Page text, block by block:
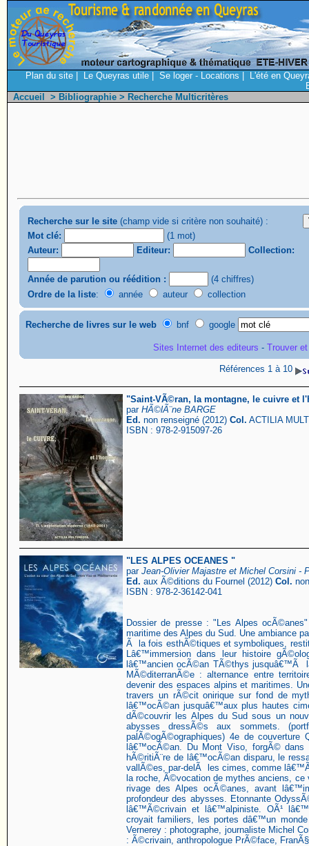
Plan du site Le Queyras utile Se loger - Locations
L'été en
Accueil
> Bibliographie > Recherche Multicritères
Recherche sur le site (champ vide si critère non souhaité) :
Mot clé:
(1 mot)
Auteur:
Editeur: Collection:
Année de parution ou réédition :
(4 chiffres)
Ordre de la liste: année auteur collection
Recherche de livres sur le web bnf google
Sites Internet des editeurs - Trouver
Références 1 à 10
"Saint-VÃ©ran, la montagne, le cuivre et
par HÃ©lÃ¨ne BARGE
Ed. non renseigné (2012) Col. ACTILIA
ISBN : 978-2-915097-26
"LES ALPES OCEANES "
par Jean-Olivier Majastre et Michel Corsini -
Ed. aux Ã©ditions du Fournel (2012) Col.
ISBN : 978-2-36142-041
Dossier de presse : "Les Alpes
maritime des Alpes du Sud. Une ambiance
Ã la fois esthÃ©tiques et symboliques,
Lâ€™immersion dans leur histoire
lâ€™ancien ocÃ©an TÃ©thys jusquâ€™Ã
MÃ©diterranÃ©e : alternance entre
devenir des espaces alpins et maritimes.
travers un rÃ©cit onirique sur fond de
lâ€™ocÃ©an jusquâ€™aux plus hautes
dÃ©couvrir les Alpes du Sud sous un
abysses dressÃ©s aux sommets.
palÃ©ogÃ©ographiques) 4e de
lâ€™ocÃ©an. Du Mont Viso, forgÃ©
hÃ©ritiÃ¨re de lâ€™ocÃ©an disparu, le
vallÃ©es, par-delÃ les cimes, comme
la roche, Ã©vocation de mythes anciens,
rivage des Alpes ocÃ©anes, avant
profondeur des abysses. Etonnante
lâ€™Ã©crivain et lâ€™alpiniste. OÃ¹
croyait familiers, les portes dâ€™un
Vernerey : photographe, journaliste Michel
: Ã©crivain, anthropologue PrÃ©face,